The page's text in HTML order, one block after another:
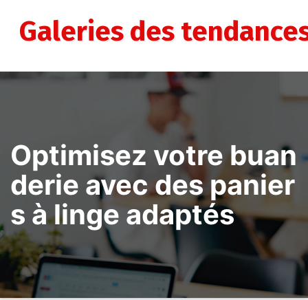
contenuGaleries des
Optimisez votre buan
derie avec des panier
s à linge adaptés